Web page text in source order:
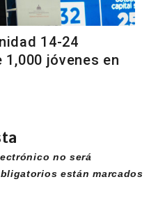
14-24
jóvenes en
no será
están marcados